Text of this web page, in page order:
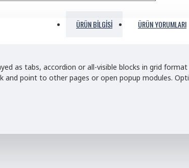
ÜRÜN BILGISI ÜRÜN YORUMLARI
as tabs, accordion or all-visible blocks in grid
and point to other pages or open popup modules.